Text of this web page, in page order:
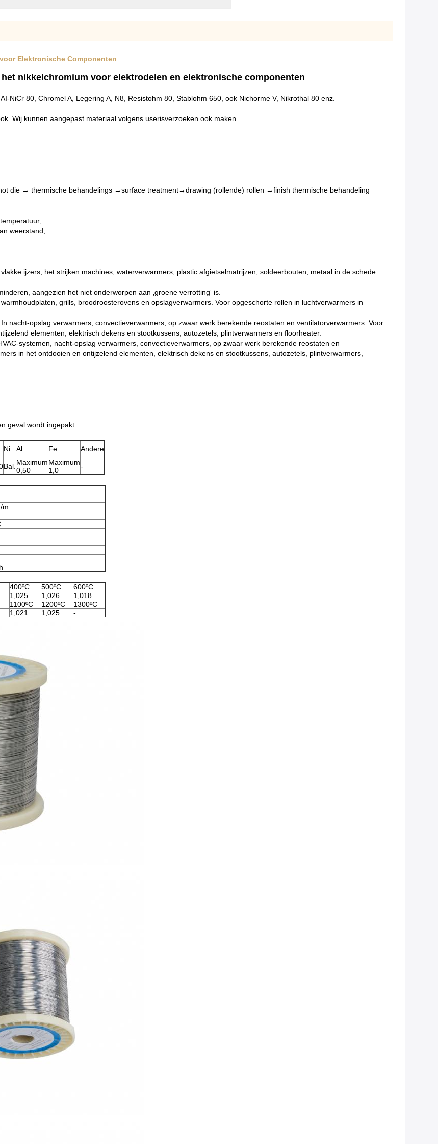
Elektronische Componenten
nikkelchromium voor elektrodelen en elektronische componenten
NiCr 80, Chromel A, Legering A, N8, Resistohm 80, Stablohm 650, ook Nichorme V, Nikrothal 80 enz.
Wij kunnen aangepast materiaal volgens userisverzoeken ook maken.
die → thermische behandelings →surface treatment→drawing (rollende) rollen →finish thermische behandeling
weerstand;
ijzers, het strijken machines, waterverwarmers, plastic afgietselmatrijzen, soldeerbouten, metaal in de schede
aangezien het niet onderworpen aan ‚groene verrotting‘ is.
grills, broodroosterovens en opslagverwarmers. Voor opgeschorte rollen in luchtverwarmers in
nacht-opslag verwarmers, convectieverwarmers, op zwaar werk berekende reostaten en ventilatorverwarmers. Voor
elementen, elektrisch dekens en stootkussens, autozetels, plintverwarmers en floorheater.
systemen, nacht-opslag verwarmers, convectieverwarmers, op zwaar werk berekende reostaten en
in het ontdooien en ontijzelend elementen, elektrisch dekens en stootkussens, autozetels, plintverwarmers,
geval wordt ingepakt
Ni Al Fe Andere
Bal. Maximum
0,50
Maximum
1,0
-
m
400ºC 500ºC
600ºC
1,025 1,026
1,018
1100ºC 1200ºC
1300ºC
1,021 1,025 -